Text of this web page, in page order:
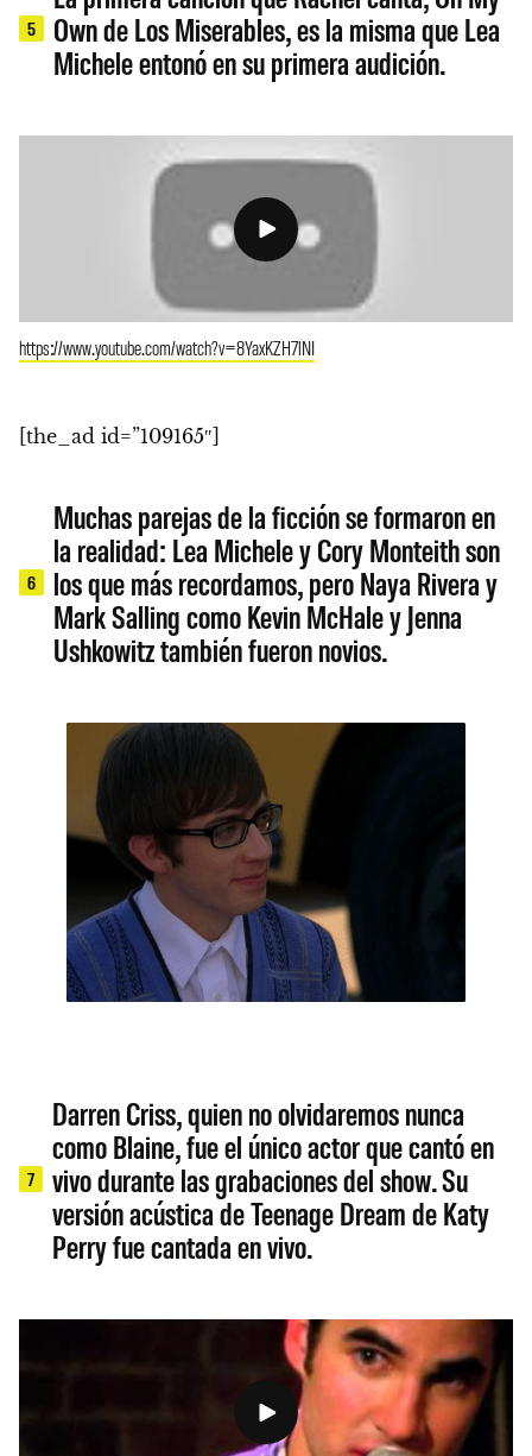
5
Own de Los Miserables, es la misma que Lea
Michele entonó en su primera audición.
https://www.youtube.com/watch?v=8YaxKZH7lNI
[the_ad id=”109165″]
6
Muchas parejas de la ficción se formaron en
la realidad: Lea Michele y Cory Monteith son
los que más recordamos, pero Naya Rivera y
Mark Salling como Kevin McHale y Jenna
Ushkowitz también fueron novios.
7
Darren Criss, quien no olvidaremos nunca
como Blaine, fue el único actor que cantó en
vivo durante las grabaciones del show. Su
versión acústica de Teenage Dream de Katy
Perry fue cantada en vivo.